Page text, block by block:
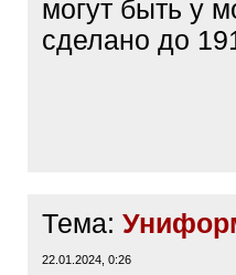
могут быть у
сделано до